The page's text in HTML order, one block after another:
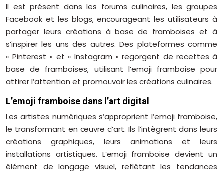
Il est présent dans les forums culinaires, les groupes
Facebook et les blogs, encourageant les utilisateurs à
partager leurs créations à base de framboises et à
s’inspirer les uns des autres. Des plateformes comme
« Pinterest » et « Instagram » regorgent de recettes à
base de framboises, utilisant l’emoji framboise pour
attirer l’attention et promouvoir les créations culinaires.
L’emoji framboise dans l’art digital
Les artistes numériques s’approprient l’emoji framboise,
le transformant en œuvre d’art. Ils l’intègrent dans leurs
créations graphiques, leurs animations et leurs
installations artistiques. L’emoji framboise devient un
élément de langage visuel, reflétant les tendances